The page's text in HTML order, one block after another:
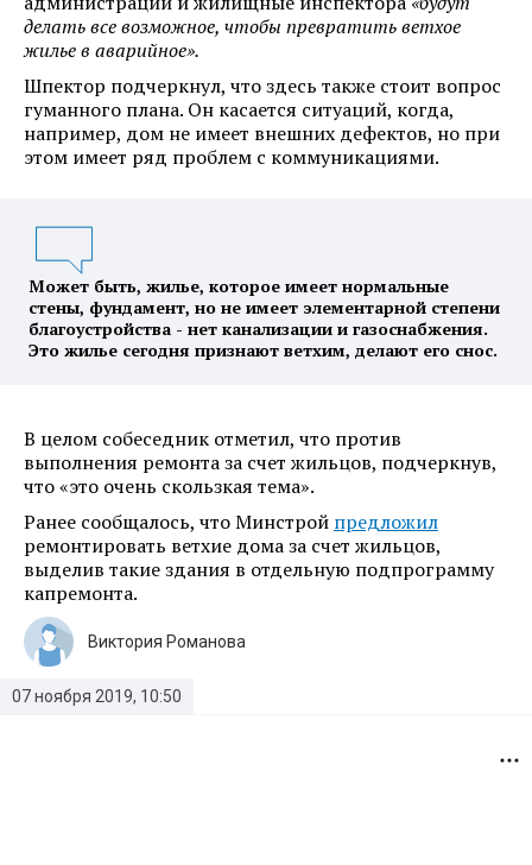
делать все возможное, чтобы превратить ветхое
жилье в аварийное».
Шпектор подчеркнул, что здесь также стоит вопрос
гуманного плана. Он касается ситуаций, когда,
например, дом не имеет внешних дефектов, но при
этом имеет ряд проблем с коммуникациями.
Может быть, жилье, которое имеет нормальные
стены, фундамент, но не имеет элементарной степени
благоустройства - нет канализации и газоснабжения.
Это жилье сегодня признают ветхим, делают его снос.
В целом собеседник отметил, что против
выполнения ремонта за счет жильцов, подчеркнув,
что «это очень скользкая тема».
Ранее сообщалось, что Минстрой предложил
ремонтировать ветхие дома за счет жильцов,
выделив такие здания в отдельную подпрограмму
капремонта.
07 ноября 2019, 10:50
Виктория Романова